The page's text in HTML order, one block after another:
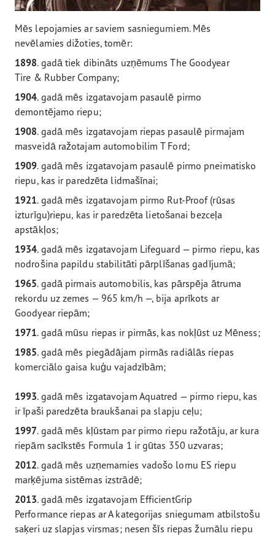
Mēs lepojamies ar saviem sasniegumiem. Mēs
nevēlamies dižoties, tomēr:
1898. gadā tiek dibināts uzņēmums The Goodyear
Tire & Rubber Company;
1904. gadā mēs izgatavojam pasaulē pirmo
demontējamo riepu;
1908. gadā mēs izgatavojam riepas pasaulē pirmajam
masveidā ražotajam automobilim T Ford;
1909. gadā mēs izgatavojam pasaulē pirmo pneimatisko
riepu, kas ir paredzēta lidmašīnai;
1921. gadā mēs izgatavojam pirmo Rut-Proof (rūsas
izturīgu)riepu, kas ir paredzēta lietošanai bezceļa
apstākļos;
1934. gadā mēs izgatavojam Lifeguard — pirmo riepu, kas
nodrošina papildu stabilitāti pārplīšanas gadījumā;
1965. gadā pirmais automobilis, kas pārspēja ātruma
rekordu uz zemes — 965 km/h —, bija aprīkots ar
Goodyear riepām;
1971. gadā mūsu riepas ir pirmās, kas nokļūst uz Mēness;
1985. gadā mēs piegādājam pirmās radiālās riepas
komerciālo gaisa kuģu vajadzībām;
1993. gadā mēs izgatavojam Aquatred — pirmo riepu, kas
ir īpaši paredzēta braukšanai pa slapju ceļu;
1997. gadā mēs kļūstam par pirmo riepu ražotāju, ar kura
riepām sacīkstēs Formula 1 ir gūtas 350 uzvaras;
2012. gadā mēs uzņemamies vadošo lomu ES riepu
marķējuma sistēmas izstrādē;
2013. gadā mēs izgatavojam EfficientGrip
Performance riepas ar A kategorijas sniegumam atbilstošu
saķeri uz slapjas virsmas; nesen šīs riepas žurnālu riepu